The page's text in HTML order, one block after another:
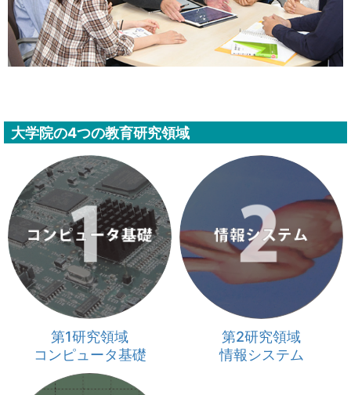
大学院の4つの教育研究領域
第1研究領域
コンピュータ基礎
第2研究領域
情報システム